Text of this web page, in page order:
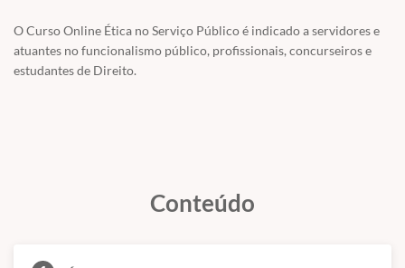
Ética e Democracia: Exercícios;
Ética e Função Pública;
O Curso Online Ética no Serviço Público é indicado a servidores e
atuantes no funcionalismo público, profissionais, concurseiros e
estudantes de Direito.
Conteúdo